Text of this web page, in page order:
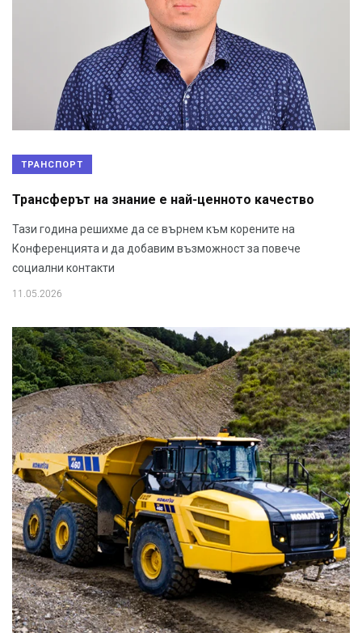
ТРАНСПОРТ
Трансферът на знание е най-ценното качество
Тази година решихме да се върнем към корените на
Конференцията и да добавим възможност за повече
социални контакти
11.05.2026